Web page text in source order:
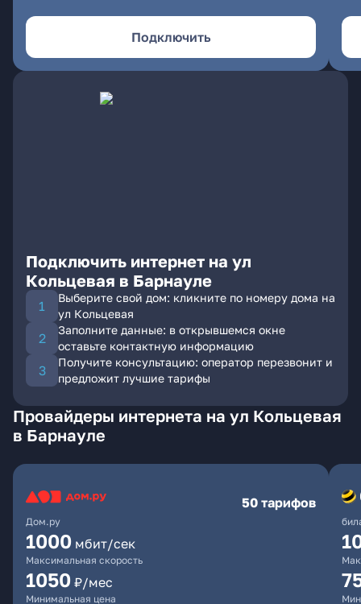
Подключить
Подключить интернет на ул
Кольцевая в Барнауле
Выберите свой дом: кликните по номеру дома на
ул Кольцевая
Заполните данные: в открывшемся окне
оставьте контактную информацию
Получите консультацию: оператор перезвонит и
предложит лучшие тарифы
Провайдеры интернета на ул Кольцевая
в Барнауле
Дом.ру
50 тарифов
1000 мбит/сек
Максимальная скорость
1050 ₽/мес
Минимальная цена